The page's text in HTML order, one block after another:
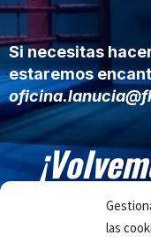
las
Si necesitas
estaremos